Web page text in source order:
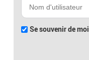
Se souvenir de moi